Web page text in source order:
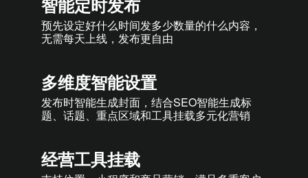
智能定时发布
预先设定好什么时间发多少数量的什么内容，
无需每天上线，发布更自由
多维度智能设置
发布时智能生成封面，结合SEO智能生成标
题、话题、重点区域和工具挂载多元化营销
经营工具挂载